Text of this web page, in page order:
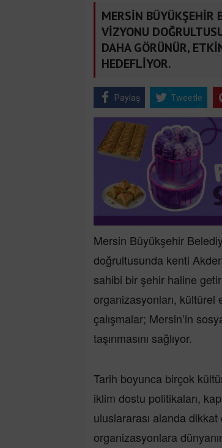
MERSİN BÜYÜKŞEHİR
VİZYONU
DAHA GÖRÜNÜR,
HEDEFLİYOR.
Paylaş Tweetle
Mersin Büyükşehir
doğrultusunda kenti
sahibi bir şehir haline
organizasyonları, kültürel
çalışmalar; Mersin’in
taşınmasını sağlıyor.
Tarih boyunca birçok
iklim dostu politikaları,
uluslararası alanda
organizasyonlara